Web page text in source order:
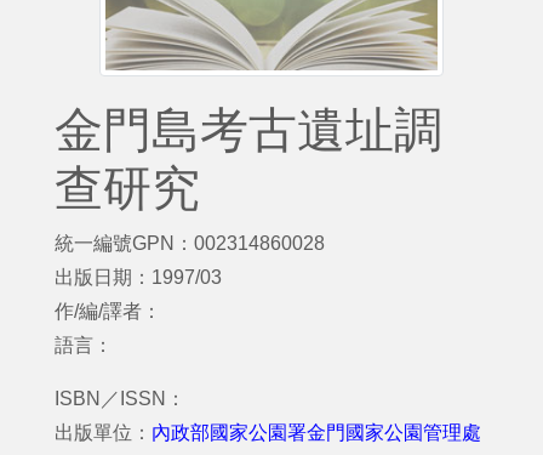
金門島考古遺址調
查研究
統一編號GPN：002314860028
出版日期：1997/03
作/編/譯者：
語言：
ISBN／ISSN：
出版單位： 內政部國家公園署金門國家公園管理處